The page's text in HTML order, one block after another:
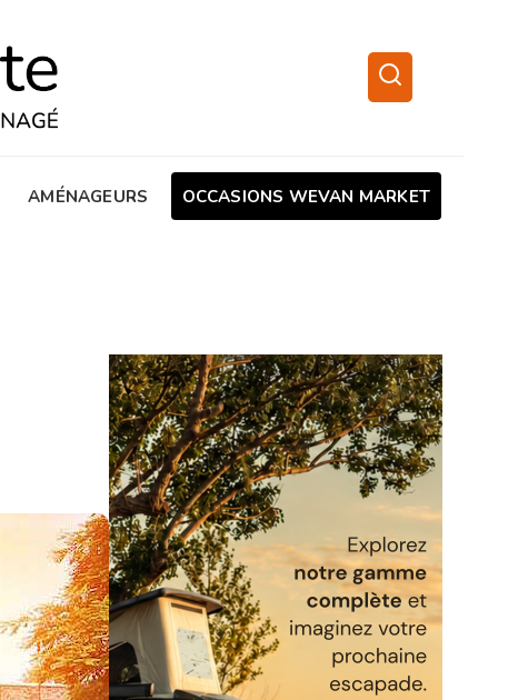
AMÉNAGEURS OCCASIONS WEVAN MARKET